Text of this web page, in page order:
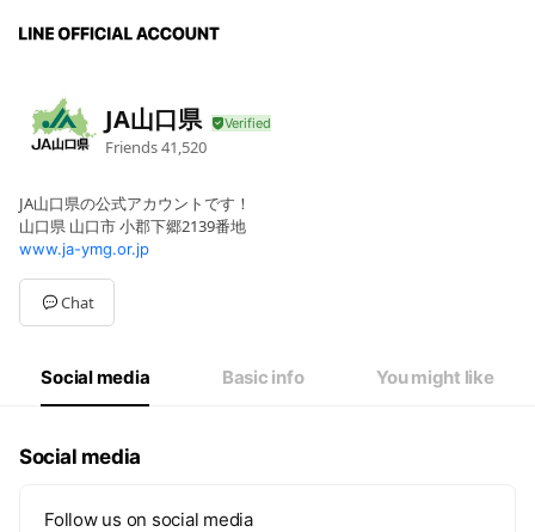
JA山口県
Friends41,520
JA山口県の公式アカウントです！
山口県 山口市 小郡下郷2139番地
www.ja-ymg.or.jp
Chat
Social media Basic info You might like
Social media
Follow us on social media